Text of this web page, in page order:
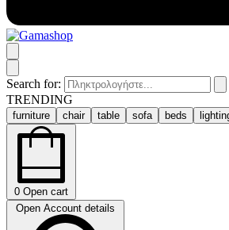
Search for:
TRENDING
furniture chair table sofa beds
0 Open cart
Open Account details